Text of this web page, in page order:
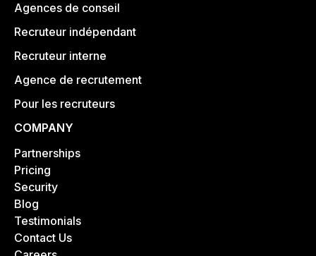
Agences de conseil
Recruteur indépendant
Recruteur interne
Agence de recrutement
Pour les recruteurs
COMPANY
Partnerships
Pricing
Security
Blog
Testimonials
Contact Us